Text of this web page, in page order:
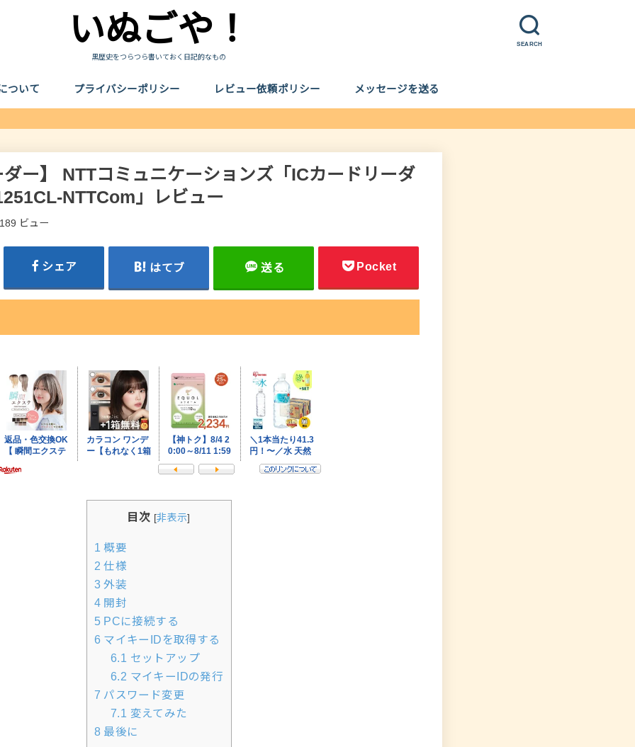
SEARCH
いぬごや！
黒歴史をつらつら書いておく日記的なもの
ついて プライバシーポリシー レビュー依頼ポリシー メッセージを送る
ー】 NTTコミュニケーションズ「ICカードリーダ
NTTCom」レビュー
ビュー
シェア はてブ 送る Pocket
目次 [非表示]
1 概要
2 仕様
3外装
4開封
5PCに接続する
6マイキーIDを取得する
6.1 セットアップ
6.2 マイキーIDの発行
7 パスワード変更
7.1 変えてみた
8最後に